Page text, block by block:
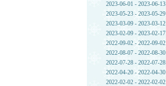
2023-06-01 - 2023-06-13
2023-05-23 - 2023-05-29
2023-03-09 - 2023-03-12
2023-02-09 - 2023-02-17
2022-09-02 - 2022-09-02
2022-08-07 - 2022-08-30
2022-07-28 - 2022-07-28
2022-04-20 - 2022-04-30
2022-02-02 - 2022-02-02